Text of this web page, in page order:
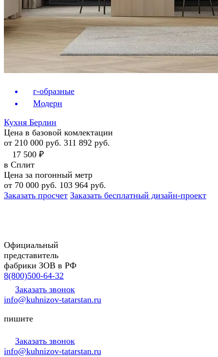
г-образные
Модерн
Кухня Берлин
Цена в базовой комлектации
от 210 000 руб. 311 892 руб.
17 500 ₽
в Сплит
Цена за погонный метр
от 70 000 руб. 103 964 руб.
Заказать просчет Заказать бесплатный дизайн-проект
Официальный
представитель
фабрики ЗОВ в РФ
8(800)500-64-32
Заказать звонок
info@kuhnizov-tatarstan.ru
пишите
Заказать звонок
info@kuhnizov-tatarstan.ru